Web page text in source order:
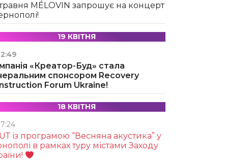
MÉLOVIN запрошує на концерт
19 КВІТНЯ
«Креатор-Буд» стала
спонсором Recovery
Forum Ukraine!
18 КВІТНЯ
із програмою “Весняна акустика” у
в рамках туру містами Заходу